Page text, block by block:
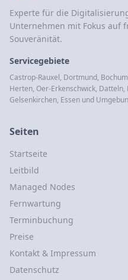
Experte für die
Unternehmen mit Fokus auf
Souveränität.
Servicegebiete
Castrop-Rauxel, Dortmund,
Herten, Oer-Erkenschwick,
Gelsenkirchen, Essen und
Seiten
Startseite
Leitbild
Managed Nodes
Fernwartung
Terminbuchung
Preise
Kontakt & Impressum
Datenschutz